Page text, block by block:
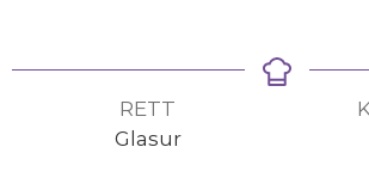
RETT
Glasur